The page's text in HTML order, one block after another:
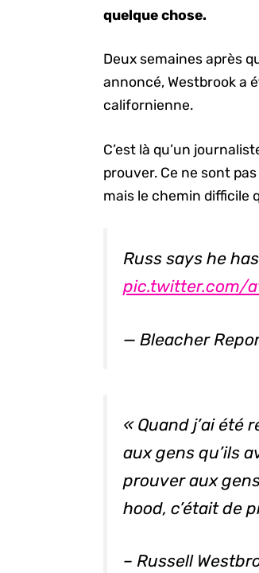
quelque chose.
Deux semaines après
annoncé, Westbrook a
californienne.
C’est là qu’un
prouver. Ce ne sont
mais le chemin difficile
Russ says he
pic.twitter.com/
— Bleacher
« Quand j’ai été
aux gens qu’ils
prouver aux
hood, c’était de
– Russell